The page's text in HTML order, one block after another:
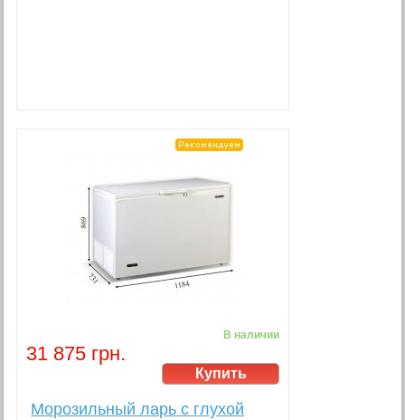
31 875 грн.
В наличии
Морозильный ларь с глухой